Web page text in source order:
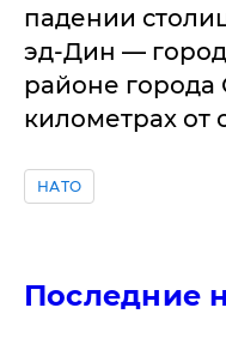
падении
эд-Дин —
районе города
километрах от
НАТО
Последние